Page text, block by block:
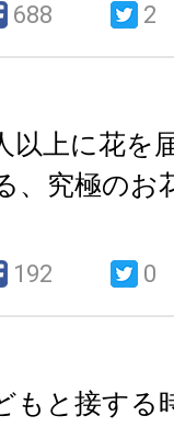
688 2
以上に花を
、究極のお
192 0
もと接する